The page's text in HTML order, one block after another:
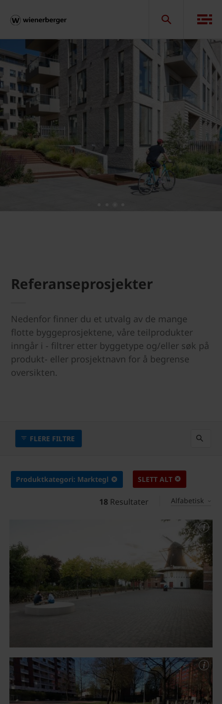
Referanseprosjekter
Nedenfor finner du et utvalg av de mange
flotte byggeprosjektene, våre teilprodukter
inngår i - filtrer etter byggetype og/eller søk på
produkt- eller prosjektnavn for å begrense
oversikten.
FLERE FILTRE
Produktkategori: Marktegl SLETT ALT
18 Resultater Alfabetisk